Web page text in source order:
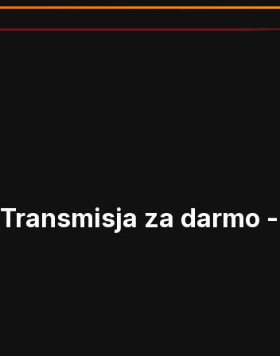
Transmisja za darmo -